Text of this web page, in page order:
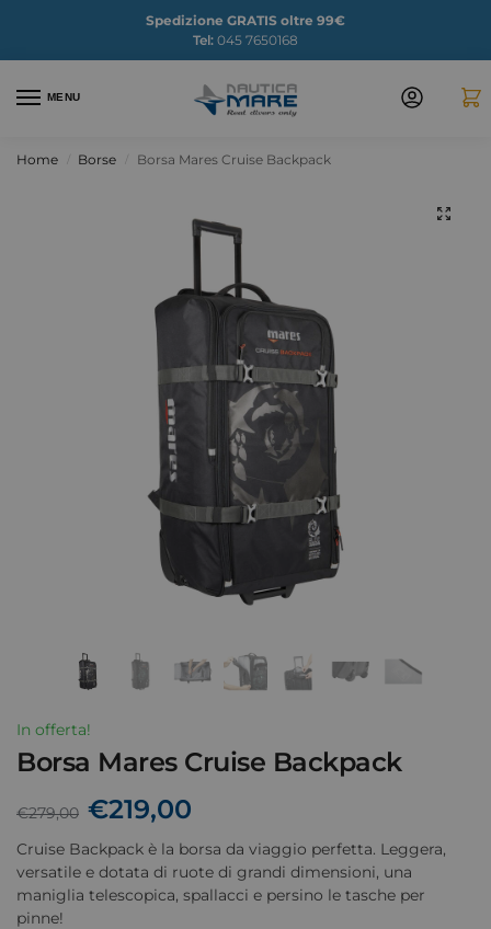
Spedizione GRATIS oltre 99€
Tel: 045 7650168
MENU
Home Borse Borsa Mares Cruise Backpack
In offerta!
Borsa Mares Cruise Backpack
€279,00 €219,00
Cruise Backpack è la borsa da viaggio perfetta. Leggera,
versatile e dotata di ruote di grandi dimensioni, una
maniglia telescopica, spallacci e persino le tasche per
pinne!